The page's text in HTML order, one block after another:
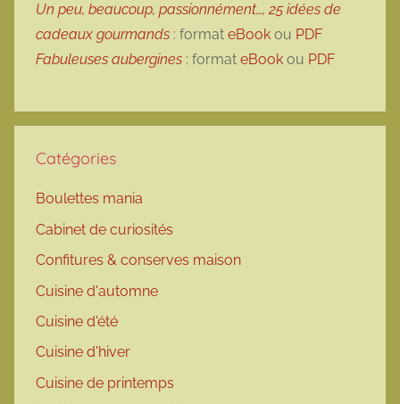
Un peu, beaucoup, passionnément…, 25 idées de
cadeaux gourmands : format eBook ou PDF
Fabuleuses aubergines : format eBook ou PDF
Catégories
Boulettes mania
Cabinet de curiosités
Confitures & conserves maison
Cuisine d'automne
Cuisine d'été
Cuisine d'hiver
Cuisine de printemps